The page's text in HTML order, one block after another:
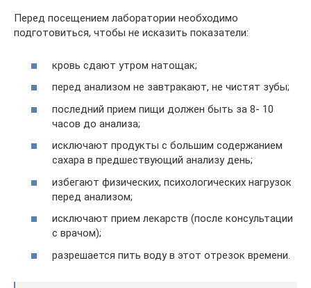
Перед посещением лаборатории необходимо
подготовиться, чтобы не исказить показатели:
кровь сдают утром натощак;
перед анализом не завтракают, не чистят зубы;
последний прием пищи должен быть за 8- 10
часов до анализа;
исключают продукты с большим содержанием
сахара в предшествующий анализу день;
избегают физических, психологических нагрузок
перед анализом;
исключают прием лекарств (после консультации
с врачом);
разрешается пить воду в этот отрезок времени.